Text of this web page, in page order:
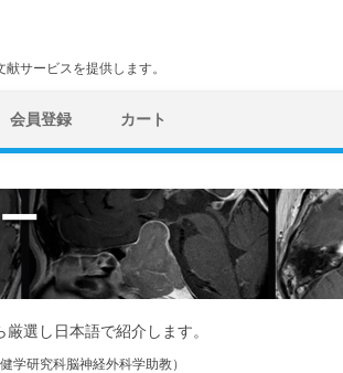
サービスを提供します。
会員登録 カート
選し日本語で紹介します。
学研究科脳神経外科学助教）